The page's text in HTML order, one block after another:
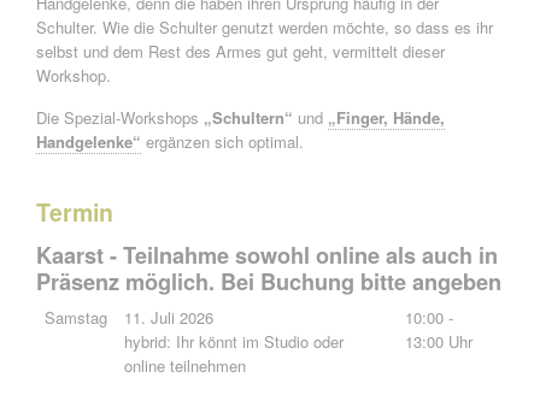
Schulter. Wie die Schulter genutzt werden möchte, so dass es ihr
selbst und dem Rest des Armes gut geht, vermittelt dieser
Workshop.
Die Spezial-Workshops „Schultern“ und „Finger, Hände,
Handgelenke“ ergänzen sich optimal.
Termin
Kaarst - Teilnahme sowohl online als auch in
Präsenz möglich. Bei Buchung bitte angeben
Samstag
11. Juli 2026
hybrid: Ihr könnt im Studio oder
online teilnehmen
10:00 -
13:00 Uhr